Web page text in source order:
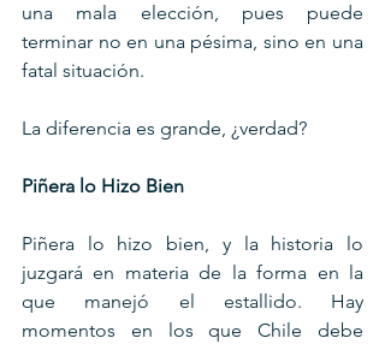
una mala elección, pues puede
terminar no en una pésima, sino en una
fatal situación.
La diferencia es grande, ¿verdad?
Piñera lo Hizo Bien
Piñera lo hizo bien, y la historia lo
juzgará en materia de la forma en la
que manejó el estallido. Hay
momentos en los que Chile debe